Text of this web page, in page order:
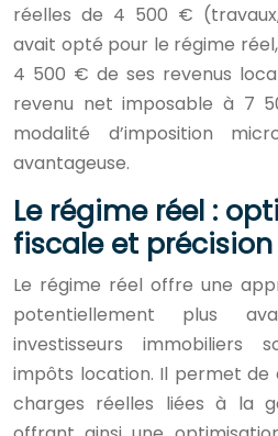
réelles de 4 500 € (travaux,
avait opté pour le régime
4 500 € de ses revenus
revenu net imposable à 7
modalité d’imposition
avantageuse.
Le régime réel :
fiscale et précision
Le régime réel offre une
potentiellement plus
investisseurs immobiliers
impôts location. Il permet de
charges réelles liées à la